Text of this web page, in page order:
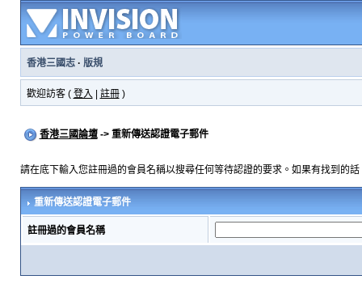
香港三國志· 版規
歡迎訪客 ( 登入 註冊)
香港三國論壇-> 重新傳送認證電子郵件
請在底下輸入您註冊過的會員名稱以搜尋任何等待認證的要求。如果有找到的
重新傳送認證電子郵件
註冊過的會員名稱